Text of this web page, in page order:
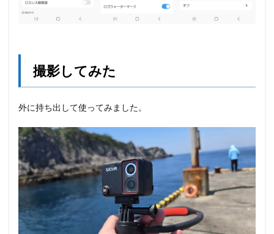
撮影してみた
外に持ち出して使ってみました。